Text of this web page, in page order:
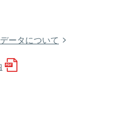
ータについて